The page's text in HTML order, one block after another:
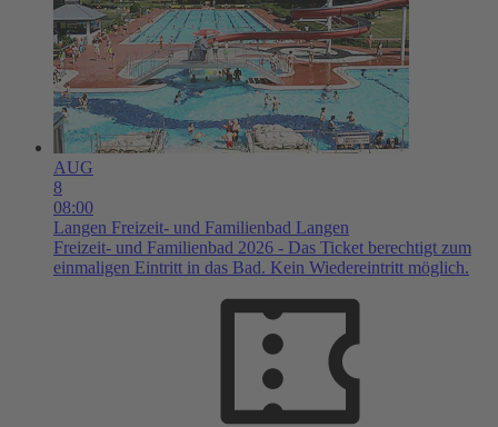
AUG
8
08:00
Langen Freizeit- und Familienbad Langen
Freizeit- und Familienbad 2026 - Das Ticket berechtigt zum
einmaligen Eintritt in das Bad. Kein Wiedereintritt möglich.